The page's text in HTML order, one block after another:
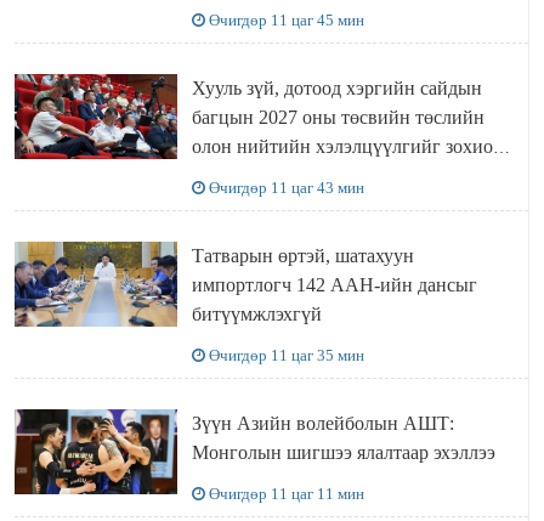
Өчигдөр 11 цаг 45 мин
Хууль зүй, дотоод хэргийн сайдын
багцын 2027 оны төсвийн төслийн
олон нийтийн хэлэлцүүлгийг зохион
Өчигдөр 11 цаг 43 мин
Татварын өртэй, шатахуун
импортлогч 142 ААН-ийн дансыг
битүүмжлэхгүй
Өчигдөр 11 цаг 35 мин
Зүүн Азийн волейболын АШТ:
Монголын шигшээ ялалтаар эхэллээ
Өчигдөр 11 цаг 11 мин